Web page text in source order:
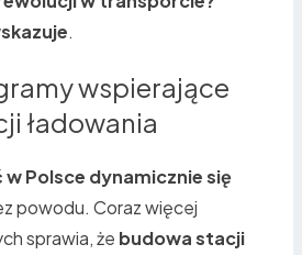
.
wspierające
ładowania
Polsce dynamicznie się
powodu. Coraz więcej
sprawia, że budowa stacji